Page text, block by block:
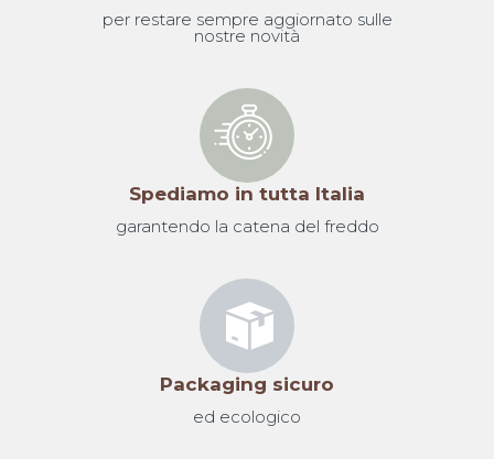
per restare sempre aggiornato sulle
nostre novità
Spediamo in tutta Italia
garantendo la catena del freddo
Packaging sicuro
ed ecologico